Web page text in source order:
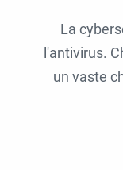
La
l'antivirus.
un vaste